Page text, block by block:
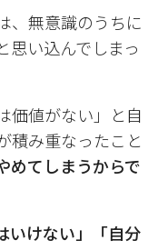
、無意識のうちに
思い込んでしまっ
価値がない」と自
積み重なったこと
めてしまうからで
いけない」「自分